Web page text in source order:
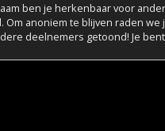
ben je herkenbaar voor
Om anoniem te blijven raden
deelnemers getoond! Je